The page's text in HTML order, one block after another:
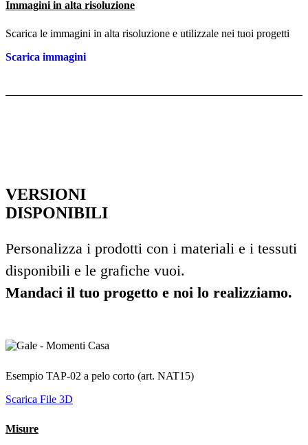
Immagini in alta risoluzione
Scarica le immagini in alta risoluzione e utilizzale nei tuoi progetti
Scarica immagini
VERSIONI
DISPONIBILI
Personalizza i prodotti con i materiali e i tessuti
disponibili e le grafiche vuoi.
Mandaci il tuo progetto e noi lo realizziamo.
Esempio TAP-02 a pelo corto (art. NAT15)
Scarica File 3D
Misure